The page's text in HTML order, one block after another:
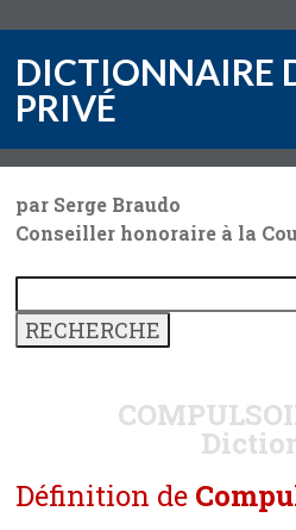
DICTIONNAIRE
PRIVÉ
par Serge Braudo
Conseiller honoraire à la
Définition de